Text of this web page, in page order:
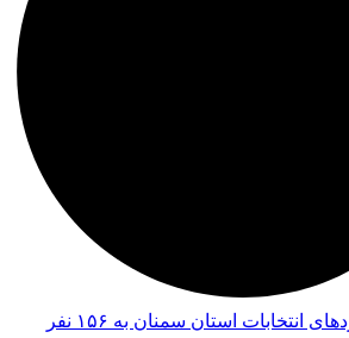
براری: تعداد نامزدهای انتخابات استان سمنان به ۱۵۶ نفر